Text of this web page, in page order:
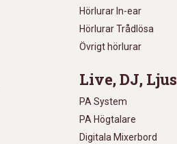
Hörlurar In-ear
Hörlurar Trådlösa
Övrigt hörlurar
Live, DJ, Ljus
PA System
PA Högtalare
Digitala Mixerbord